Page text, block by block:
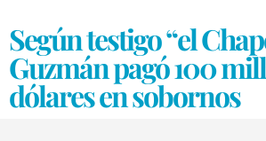
Según testigo “el
Guzmán pagó 100
dólares en sobornos